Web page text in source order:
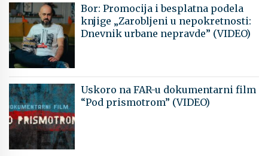
Bor: Promocija i besplatna podela
knjige „Zarobljeni u nepokretnosti:
Dnevnik urbane nepravde” (VIDEO)
Uskoro na FAR-u dokumentarni film
“Pod prismotrom” (VIDEO)